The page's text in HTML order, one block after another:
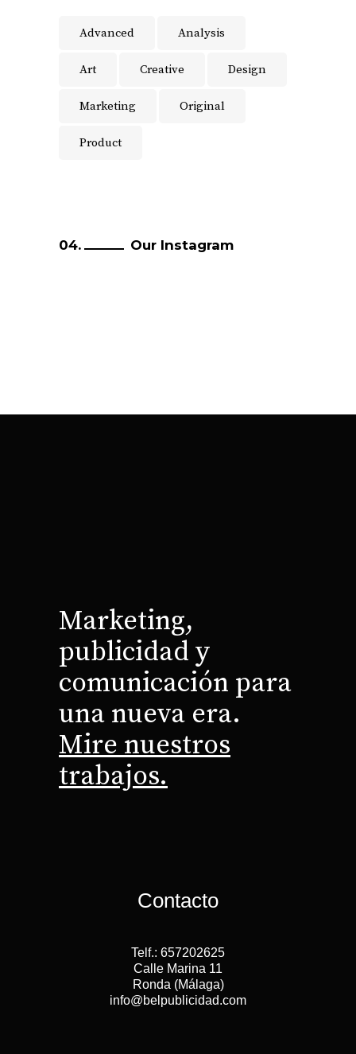
Advanced Analysis
Art Creative Design
Marketing Original
Product
Our Instagram
Marketing,
publicidad y
comunicación para
una nueva era.
Mire nuestros
trabajos.
Contacto
Telf.: 657202625
Calle Marina 11
Ronda (Málaga)
info@belpublicidad.com